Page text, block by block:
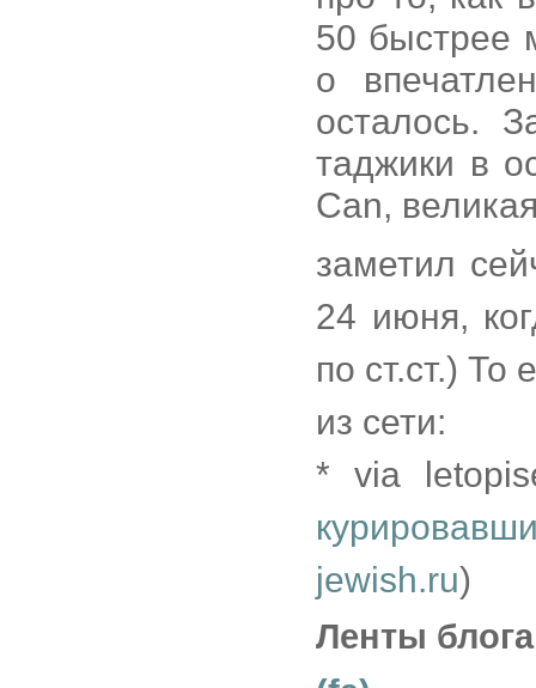
50 быстрее
о
осталось.
таджики в
Can,
заметил
24 июня,
по ст.ст.) То
из сети:
* via
jewish.ru)
Ленты